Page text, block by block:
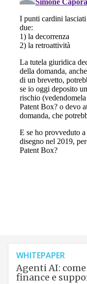
WHITEPAPER
Agenti AI:
finance e